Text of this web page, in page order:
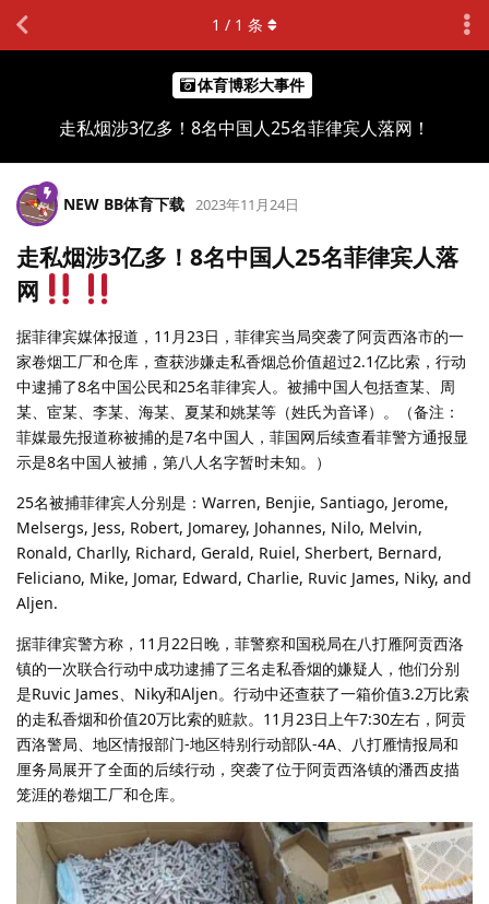
体育博彩大事件
走私烟涉3亿多！8名中国人25名菲律宾人落网！
1 / 1 条
NEW BB体育下载 2023年11月24日
走私烟涉3亿多！8名中国人25名菲律宾人落
网
据菲律宾媒体报道，11月23日，菲律宾当局突袭了阿贡西洛市的一
家卷烟工厂和仓库，查获涉嫌走私香烟总价值超过2.1亿比索，行动
中逮捕了8名中国公民和25名菲律宾人。被捕中国人包括查某、周
某、宦某、李某、海某、夏某和姚某等（姓氏为音译）。（备注：
菲媒最先报道称被捕的是7名中国人，菲国网后续查看菲警方通报显
示是8名中国人被捕，第八人名字暂时未知。）
25名被捕菲律宾人分别是：Warren, Benjie, Santiago, Jerome,
Melsergs, Jess, Robert, Jomarey, Johannes, Nilo, Melvin,
Ronald, Charlly, Richard, Gerald, Ruiel, Sherbert, Bernard,
Feliciano, Mike, Jomar, Edward, Charlie, Ruvic James, Niky, and
Aljen.
据菲律宾警方称，11月22日晚，菲警察和国税局在八打雁阿贡西洛
镇的一次联合行动中成功逮捕了三名走私香烟的嫌疑人，他们分别
是Ruvic James、Niky和Aljen。行动中还查获了一箱价值3.2万比索
的走私香烟和价值20万比索的赃款。11月23日上午7:30左右，阿贡
西洛警局、地区情报部门-地区特别行动部队-4A、八打雁情报局和
厘务局展开了全面的后续行动，突袭了位于阿贡西洛镇的潘西皮描
笼涯的卷烟工厂和仓库。